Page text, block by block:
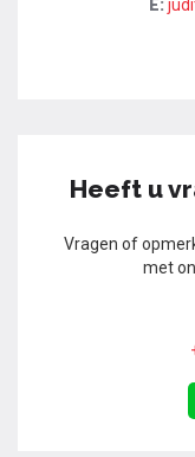
E:
Heeft u
Vragen of
met